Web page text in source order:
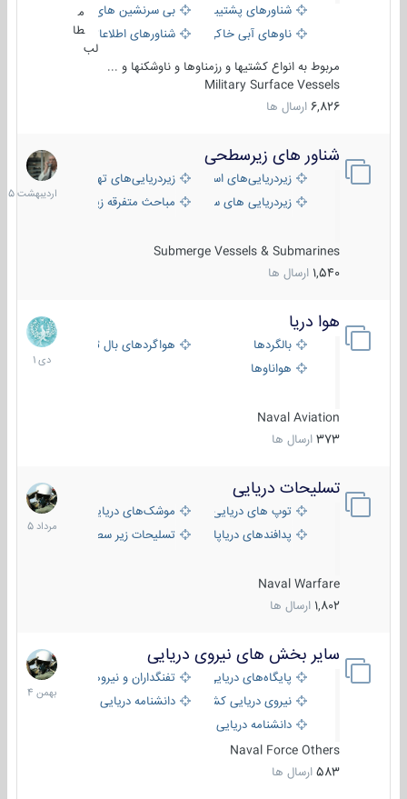
شناورهای پشتیبانی
بی سرنشین های دریایی
ناوهای آبی خاکی و نیروبرشناورهای اطلاعاتی و جاسوسی
طا
لب
مربوط به انواع کشتیها و رزمناوها و ناوشکنها و ...
Military Surface Vessels
6,826 ارسال ها
شناور های زیرسطحی
زیردریایی‌های استراتژیکزیردریایی‌های تهاجمی
زیردریایی های سبک
مباحث متفرقه زیرسطحی
Submerge Vessels & Submarines
1,540 ارسال ها
31
1405
هوا دریا
بالگردها
هواگردهای بال ثابت
هواناوها
Naval Aviation
373 ارسال ها
12
دی
1401
تسلیحات دریایی
توپ های دریایی
موشک‌های دریایی
پدافندهای دریاپایه
تسلیحات زیر سطحی
Naval Warfare
1,802 ارسال ها
2
مرداد
1405
سایر بخش های نیروی دریایی
پایگاه‌های دریایی
تفنگداران و نیروهای ویژه‌ی دریایی
نیروی دریایی کشورهای مختلفدانشنامه دریایی
دانشنامه دریایی کپی
Naval Force Others
583 ارسال ها
22
بهمن
1404